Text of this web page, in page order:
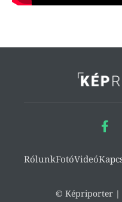
RólunkFotóVideó
© Képriporter |